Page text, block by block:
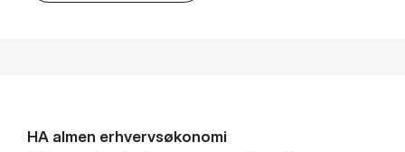
HA al­men erhvervs­økonomi